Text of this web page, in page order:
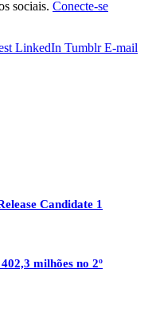
sociais. Conecte-se
LinkedIn Tumblr E-mail
Candidate 1
milhões no 2º